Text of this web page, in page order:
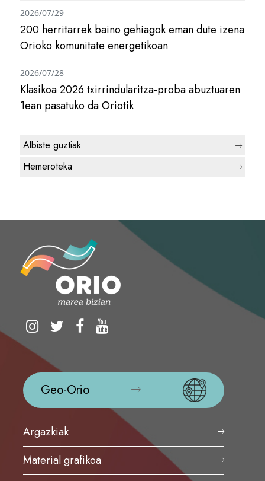
200 herritarrek baino gehiagok eman dute izena
Orioko komunitate energetikoan
2026/07/29
Klasikoa 2026 txirrindularitza-proba abuztuaren
1ean pasatuko da Oriotik
2026/07/28
Albiste guztiak
Hemeroteka
Geo-Orio
Argazkiak
Material grafikoa